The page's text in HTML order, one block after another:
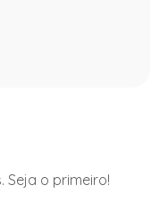
Seja o primeiro!